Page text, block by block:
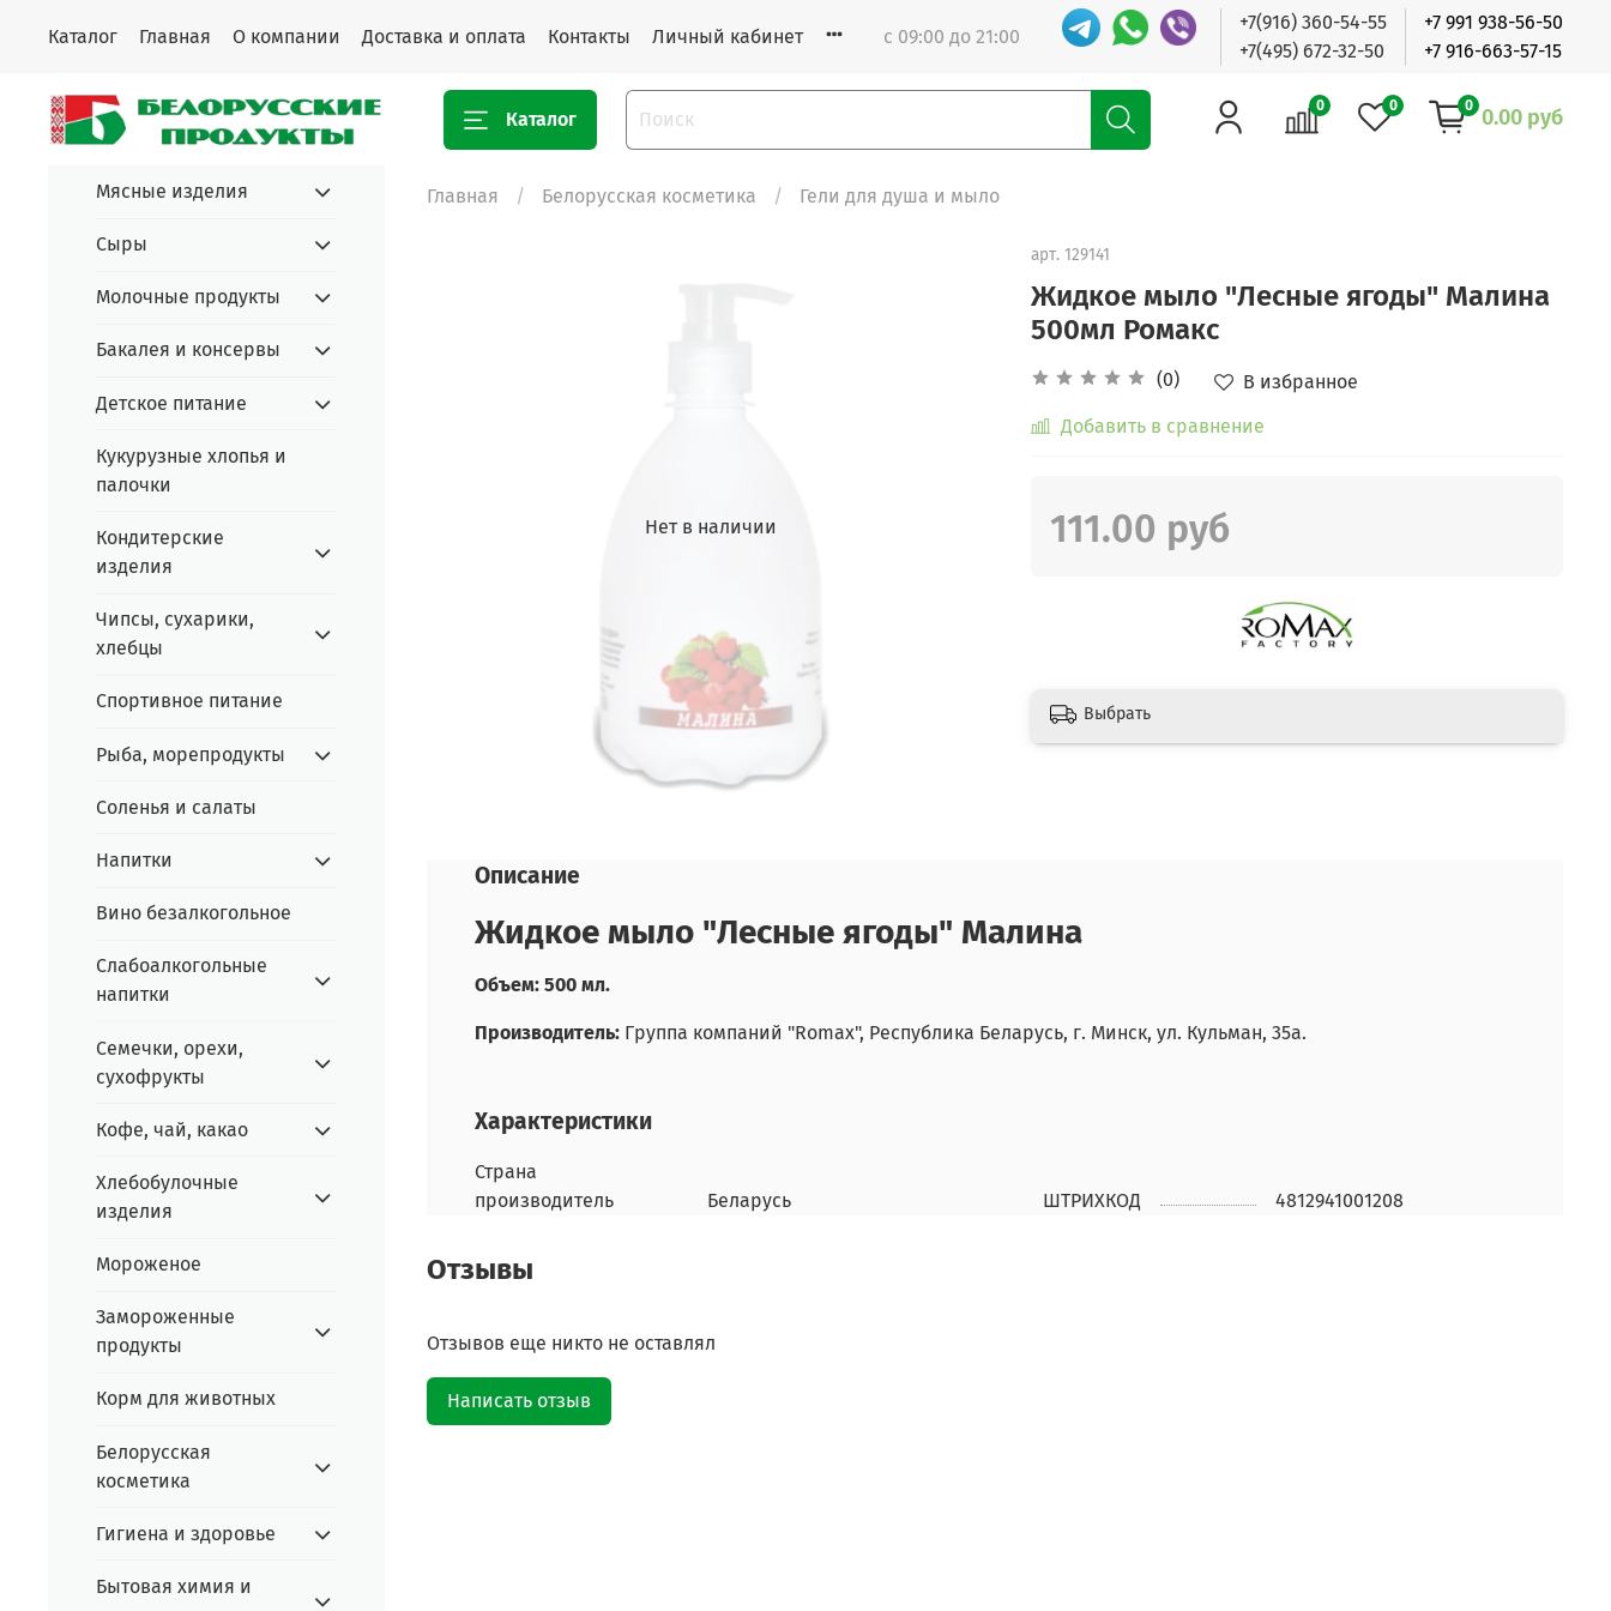
Каталог Главная О компании Доставка и оплата Контакты Личный кабинет с 09:00 до 21:00
+7(916) 360-54-55
+7(495) 672-32-50
+7 991 938-56-50
+7 916-663-57-15
Каталог
0 0 0 0.00 руб
Главная Белорусская косметика Гели для душа и мыло
Нет в наличии
арт. 129141
Жидкое мыло "Лесные ягоды" Малина
500мл Ромакс
(0)
В избранное
Добавить в сравнение
111.00 руб
Выбрать
Описание
Жидкое мыло "Лесные ягоды" Малина
Объем: 500 мл.
Производитель:Группа компаний "Romax", Республика Беларусь, г. Минск, ул. Кульман, 35а.
Характеристики
Страна
производитель
Беларусь ШТРИХКОД 4812941001208
Отзывы
Отзывов еще никто не оставлял
Написать отзыв
Мясные изделия
Сыры
Молочные продукты
Бакалея и консервы
Детское питание
Кукурузные хлопья и
палочки
Кондитерские
изделия
Чипсы, сухарики,
хлебцы
Спортивное питание
Рыба, морепродукты
Соленья и салаты
Напитки
Вино безалкогольное
Слабоалкогольные
напитки
Семечки, орехи,
сухофрукты
Кофе, чай, какао
Хлебобулочные
изделия
Мороженое
Замороженные
продукты
Корм для животных
Белорусская
косметика
Гигиена и здоровье
Бытовая химия и